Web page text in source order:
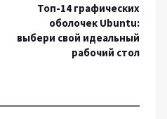
Топ-14 графических
оболочек Ubuntu:
выбери свой идеальный
рабочий стол